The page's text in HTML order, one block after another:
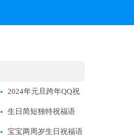
2024年元旦跨年QQ祝
福语22句
生日简短独特祝福语
宝宝两周岁生日祝福语